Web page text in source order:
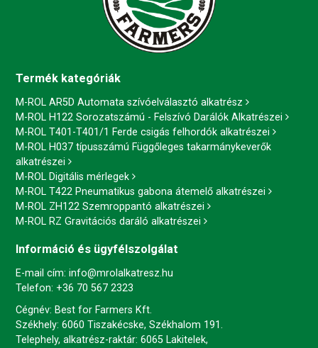
Termék kategóriák
M-ROL AR5D Automata szívóelválasztó alkatrész
M-ROL H122 Sorozatszámú - Felszívó Darálók Alkatrészei
M-ROL T401-T401/1 Ferde csigás felhordók alkatrészei
M-ROL H037 típusszámú Függőleges takarmánykeverők
alkatrészei
M-ROL Digitális mérlegek
M-ROL T422 Pneumatikus gabona átemelő alkatrészei
M-ROL ZH122 Szemroppantó alkatrészei
M-ROL RZ Gravitációs daráló alkatrészei
Információ és ügyfélszolgálat
E-mail cím: info@mrolalkatresz.hu
Telefon: +36 70 567 2323
Cégnév: Best for Farmers Kft.
Székhely: 6060 Tiszakécske, Székhalom 191.
Telephely, alkatrész-raktár: 6065 Lakitelek,